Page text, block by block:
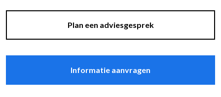
Plan een adviesgesprek
Informatie aanvragen